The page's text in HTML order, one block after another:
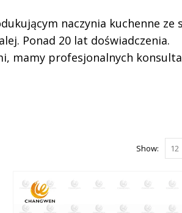
naczynia kuchenne ze
Ponad 20 lat doświadczenia.
mamy profesjonalnych
Show: